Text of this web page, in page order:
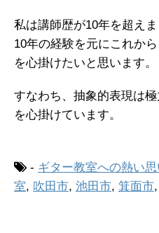
私は講師歴が10年を超えま
10年の経験を元にこれか
を心掛けたいと思います。
すなわち、抽象的表現は
を心掛けています。
- ギター教室への熱い思
室, 吹田市, 池田市, 箕面市,